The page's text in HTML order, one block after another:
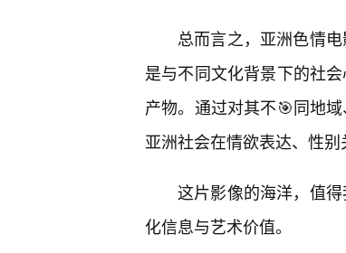
总而言之，亚洲色情
是与不同文化背景下的社
产物。通过对其不🎯同地
亚洲社会在情欲表达、性
这片影像的海洋，值
化信息与艺术价值。